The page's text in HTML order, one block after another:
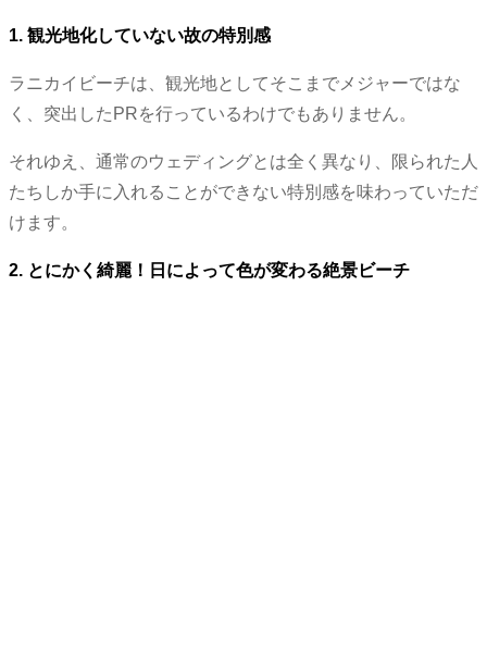
1. 観光地化していない故の特別感
ラニカイビーチは、観光地としてそこまでメジャーではな
く、突出したPRを行っているわけでもありません。
それゆえ、通常のウェディングとは全く異なり、限られた人
たちしか手に入れることができない特別感を味わっていただ
けます。
2. とにかく綺麗！日によって色が変わる絶景ビーチ